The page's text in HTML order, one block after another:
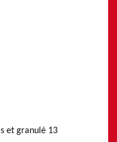
et granulé 13